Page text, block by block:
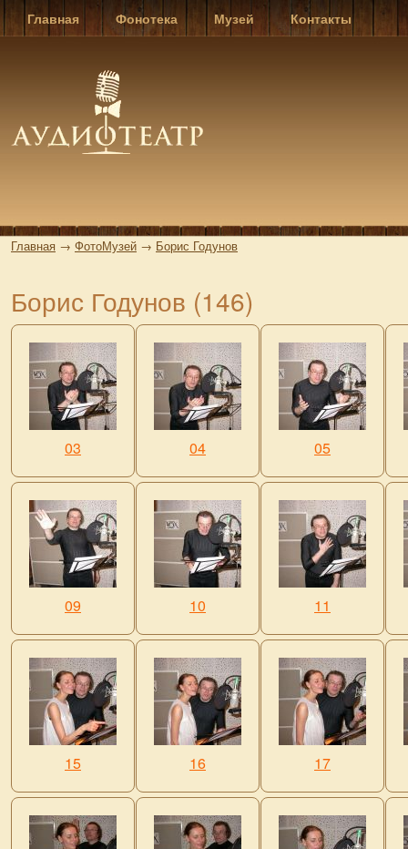
Главная Фонотека Музей Контакты
Главная → ФотоМузей → Борис Годунов
Борис Годунов (146)
03 04 05
09 10 11
15 16 17